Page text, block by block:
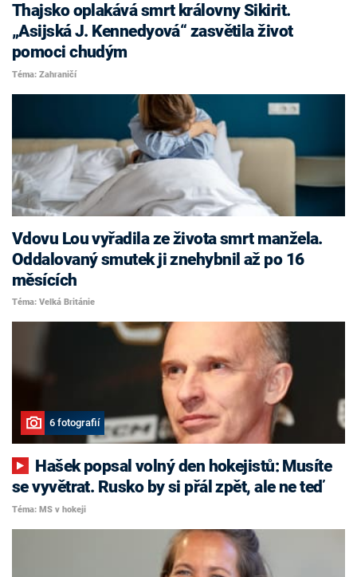
Thajsko oplakává smrt královny Sikirit.
„Asijská J. Kennedyová“ zasvětila život
pomoci chudým
Téma: Zahraničí
Vdovu Lou vyřadila ze života smrt manžela.
Oddalovaný smutek ji znehybnil až po 16
měsících
Téma: Velká Británie
6 fotografií
se vyvětrat. Rusko by si přál zpět, ale ne teď
Téma: MS v hokeji